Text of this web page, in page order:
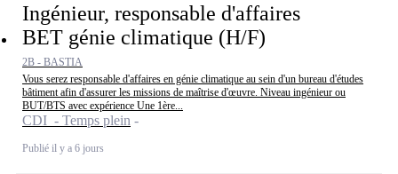
Ingénieur, responsable d'affaires
BET génie climatique (H/F)
2B - BASTIA
Vous serez responsable d'affaires en génie climatique au sein d'un bureau d'études
bâtiment afin d'assurer les missions de maîtrise d'œuvre. Niveau ingénieur ou
BUT/BTS avec expérience Une 1ère...
CDI - Temps plein
Publié il y a 6 jours